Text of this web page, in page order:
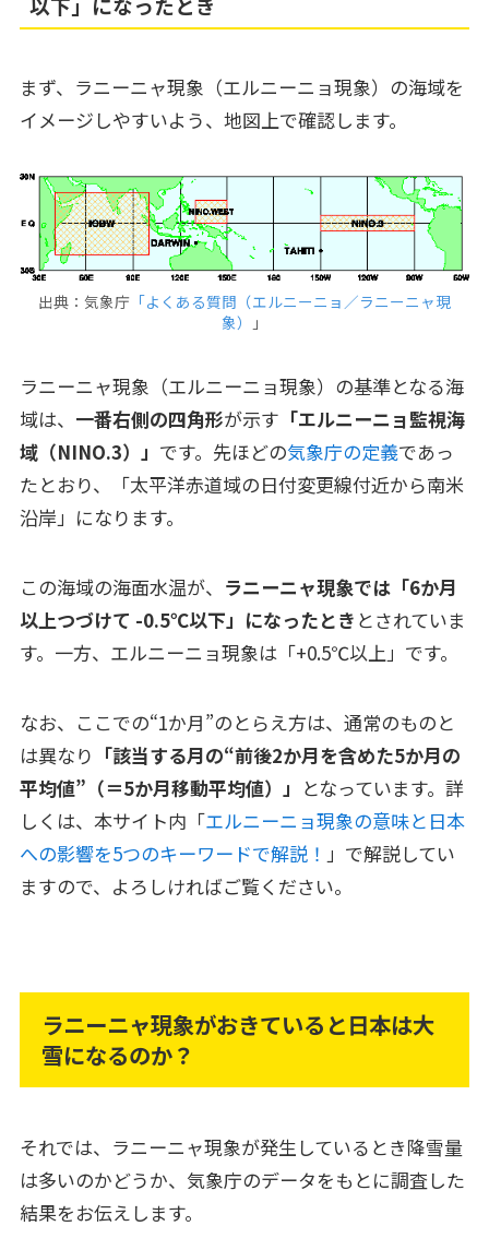
まず、ラニーニャ現象（エルニーニョ現象）の海域を
イメージしやすいよう、地図上で確認します。
出典：気象庁 「よくある質問（エルニーニョ／ラニーニャ現
象）
」
ラニーニャ現象（エルニーニョ現象）の基準となる海
域は、 一番右側の四角形が示す 「エルニーニョ監視海
域（NINO.3）」 です。先ほどの気象庁の定義であっ
たとおり、「太平洋赤道域の日付変更線付近から南米
沿岸」になります。
この海域の海面水温が、 ラニーニャ現象では「6か月
以上つづけて -0.5℃以下」になったとき とされていま
す。一方、エルニーニョ現象は「+0.5℃以上」です。
なお、ここでの“1か月”のとらえ方は、通常のものと
は異なり 「該当する月の“前後2か月を含めた5か月の
平均値”（＝5か月移動平均値）」 となっています。詳
しくは、本サイト内「エルニーニョ現象の意味と日本
への影響を5つのキーワードで解説！ 」で解説してい
ますので、よろしければご覧ください。
ラニーニャ現象がおきていると日本は大
雪になるのか？
それでは、ラニーニャ現象が発生しているとき降雪量
は多いのかどうか、気象庁のデータをもとに調査した
結果をお伝えします。